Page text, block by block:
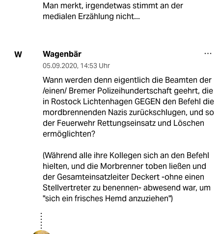
Man merkt, irgendetwas stimmt an der
medialen Erzählung nicht...
W Wagenbär
05.09.2020, 14:53 Uhr
Wann werden denn eigentlich die Beamten der
/einen/ Bremer Polizeihundertschaft geehrt, die
in Rostock Lichtenhagen GEGEN den Befehl die
mordbrennenden Nazis zurückschlugen, und so
der Feuerwehr Rettungseinsatz und Löschen
ermöglichten?
(Während alle ihre Kollegen sich an den Befehl
hielten, und die Morbrenner toben ließen und
der Gesamteinsatzleiter Deckert -ohne einen
Stellvertreter zu benennen- abwesend war, um
"sich ein frisches Hemd anzuziehen")